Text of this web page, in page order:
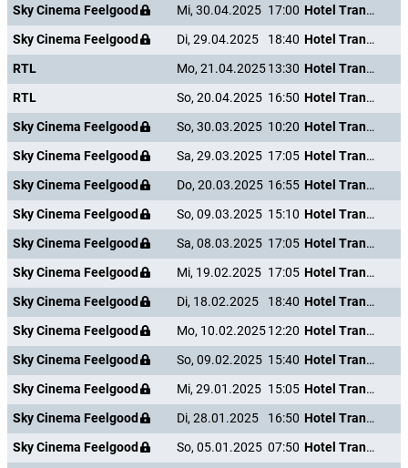
Sky Cinema Feelgood
Mi, 30.04.2025 17:00
Hotel Transsilvanien 2
Sky Cinema Feelgood
Di, 29.04.2025 18:40
Hotel Transsilvanien 2
RTL
Mo, 21.04.202513:30
Hotel Transsilvanien 2
RTL
So, 20.04.2025 16:50
Hotel Transsilvanien 2
Sky Cinema Feelgood
So, 30.03.2025 10:20
Hotel Transsilvanien 2
Sky Cinema Feelgood
Sa, 29.03.2025 17:05
Hotel Transsilvanien 2
Sky Cinema Feelgood
Do, 20.03.2025 16:55
Hotel Transsilvanien 2
Sky Cinema Feelgood
So, 09.03.2025 15:10
Hotel Transsilvanien 2
Sky Cinema Feelgood
Sa, 08.03.2025 17:05
Hotel Transsilvanien 2
Sky Cinema Feelgood
Mi, 19.02.2025 17:05
Hotel Transsilvanien 2
Sky Cinema Feelgood
Di, 18.02.2025 18:40
Hotel Transsilvanien 2
Sky Cinema Feelgood
Mo, 10.02.202512:20
Hotel Transsilvanien 2
Sky Cinema Feelgood
So, 09.02.2025 15:40
Hotel Transsilvanien 2
Sky Cinema Feelgood
Mi, 29.01.2025 15:05
Hotel Transsilvanien 2
Sky Cinema Feelgood
Di, 28.01.2025 16:50
Hotel Transsilvanien 2
Sky Cinema Feelgood
So, 05.01.2025 07:50
Hotel Transsilvanien 2